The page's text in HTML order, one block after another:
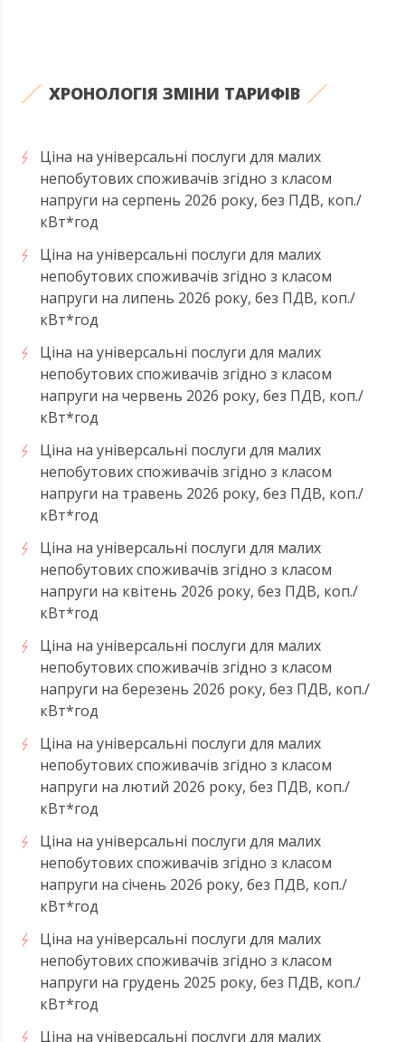
ХРОНОЛОГІЯ ЗМІНИ ТАРИФІВ
Ціна на універсальні послуги для малих
непобутових споживачів згідно з класом
напруги на серпень 2026 року, без ПДВ, коп./
кВт*год
Ціна на універсальні послуги для малих
непобутових споживачів згідно з класом
напруги на липень 2026 року, без ПДВ, коп./
кВт*год
Ціна на універсальні послуги для малих
непобутових споживачів згідно з класом
напруги на червень 2026 року, без ПДВ, коп./
кВт*год
Ціна на універсальні послуги для малих
непобутових споживачів згідно з класом
напруги на травень 2026 року, без ПДВ, коп./
кВт*год
Ціна на універсальні послуги для малих
непобутових споживачів згідно з класом
напруги на квітень 2026 року, без ПДВ, коп./
кВт*год
Ціна на універсальні послуги для малих
непобутових споживачів згідно з класом
напруги на березень 2026 року, без ПДВ, коп./
кВт*год
Ціна на універсальні послуги для малих
непобутових споживачів згідно з класом
напруги на лютий 2026 року, без ПДВ, коп./
кВт*год
Ціна на універсальні послуги для малих
непобутових споживачів згідно з класом
напруги на січень 2026 року, без ПДВ, коп./
кВт*год
Ціна на універсальні послуги для малих
непобутових споживачів згідно з класом
напруги на грудень 2025 року, без ПДВ, коп./
кВт*год
Ціна на універсальні послуги для малих